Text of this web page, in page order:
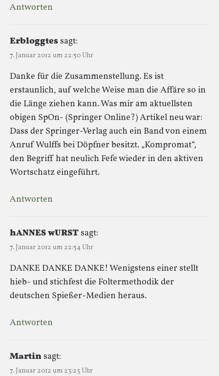
Antworten
Erbloggtessagt:
7. Januar 2012 um 22:50 Uhr
Danke für die Zusammenstellung. Es ist
erstaunlich, auf welche Weise man die Affäre so in
die Länge ziehen kann. Was mir am aktuellsten
obigen SpOn- (Springer Online?) Artikel neu war:
Dass der Springer-Verlag auch ein Band von einem
Anruf Wulffs bei Döpfner besitzt. „Kompromat“,
den Begriff hat neulich Fefe wieder in den aktiven
Wortschatz eingeführt.
Antworten
hANNES wURSTsagt:
7. Januar 2012 um 22:54 Uhr
DANKE DANKE DANKE! Wenigstens einer stellt
hieb- und stichfest die Foltermethodik der
deutschen Spießer-Medien heraus.
Antworten
Martinsagt:
7. Januar 2012 um 23:23 Uhr